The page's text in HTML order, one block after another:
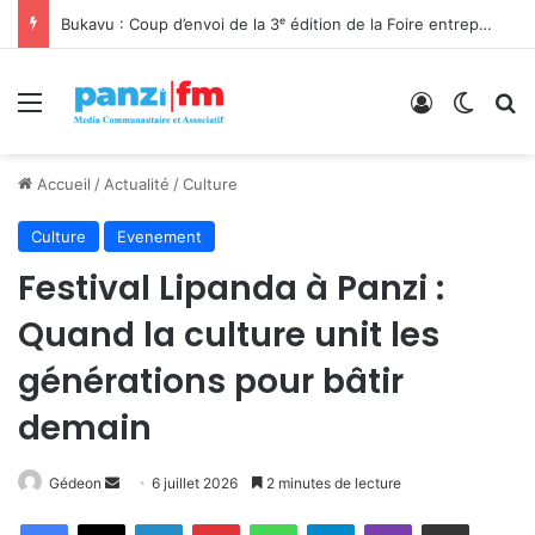
Bukavu : Coup d’envoi de la 3ᵉ édition de la Foire entrepreneuriale « Kivu Soko » sous le signe du Made in RDC
Menu Connexion
Accueil / Actualité /Culture
Culture Evenement
Festival Lipanda à Panzi :
Quand la culture unit les
générations pour bâtir
demain
Gédeon 6 juillet 2026 2 minutes de lecture
Telegram